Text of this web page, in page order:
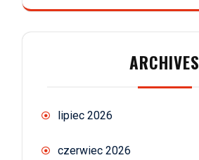
ARCHIVES
lipiec 2026
czerwiec 2026